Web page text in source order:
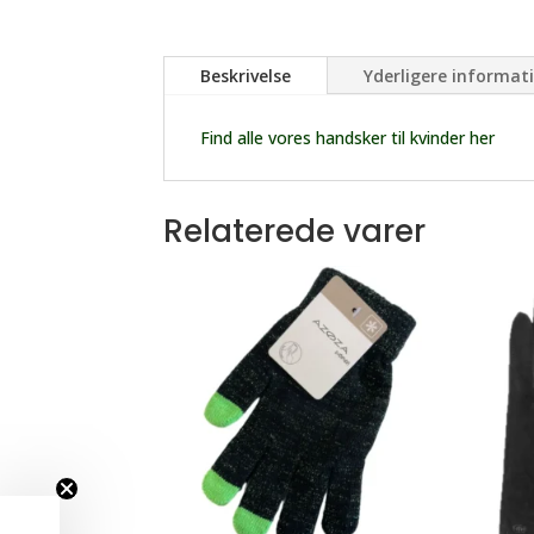
Beskrivelse Yderligere
Find alle vores handsker til kvinder her
Relaterede varer